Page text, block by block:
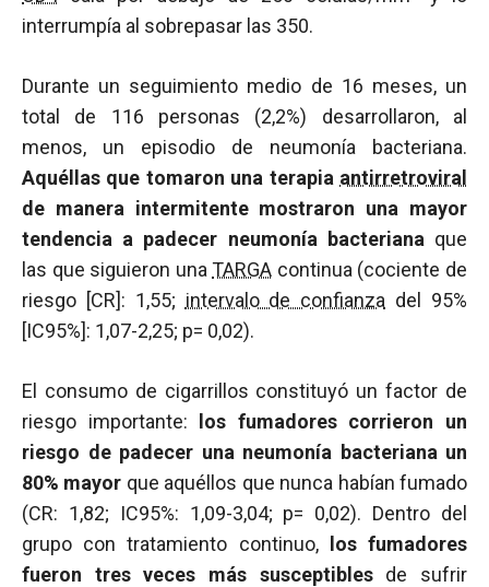
interrumpía al sobrepasar las 350.
Durante un seguimiento medio de 16 meses, un
total de 116 personas (2,2%) desarrollaron, al
menos, un episodio de neumonía bacteriana.
Aquéllas que tomaron una terapia antirretroviral
de manera intermitente mostraron una mayor
tendencia a padecer neumonía bacteriana que
las que siguieron unaTARGA continua (cociente de
riesgo [CR]: 1,55; intervalo de confianza del 95%
[IC95%]: 1,07-2,25; p= 0,02).
El consumo de cigarrillos constituyó un factor de
riesgo importante:
los fumadores corrieron un
riesgo de padecer una neumonía bacteriana un
80% mayor que aquéllos que nunca habían fumado
(CR: 1,82; IC95%: 1,09-3,04; p= 0,02). Dentro del
grupo con tratamiento continuo,
los fumadores
fueron tres veces más susceptiblesde sufrir